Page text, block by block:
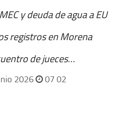
y deuda de agua a EU
registros en Morena
de jueces…
2026 07 02